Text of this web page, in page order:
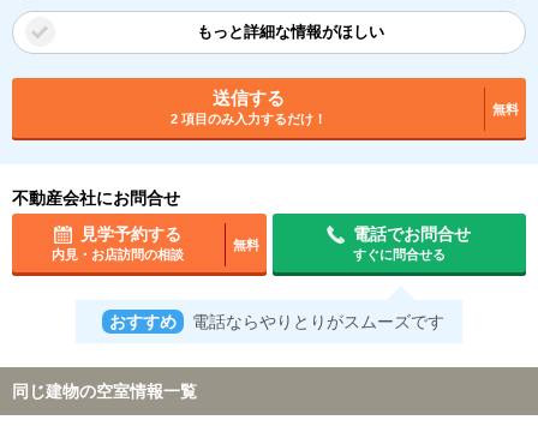
もっと詳細な情報がほしい
送信する
2 項目のみ入力するだけ！
無料
不動産会社にお問合せ
見学予約する
内見・お店訪問の相談
無料
電話でお問合せ
すぐに問合せる
おすすめ 電話ならやりとりがスムーズです
同じ建物の空室情報一覧